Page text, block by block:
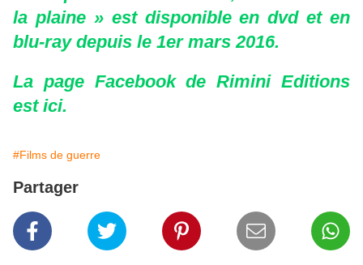
la plaine » est disponible en dvd et en
blu-ray depuis le 1er mars 2016.
La page Facebook de Rimini Editions
est ici.
#Films de guerre
Partager